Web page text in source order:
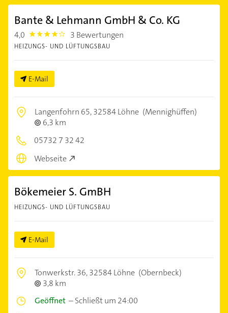
Bante & Lehmann GmbH & Co. KG
4,0 4.0 3 Bewertungen
HEIZUNGS- UND LÜFTUNGSBAU
E-Mail
Langenfohrn 65,32584 Löhne (Mennighüffen)
6,3 km
05732 7 32 42
Webseite
Bökemeier S. GmBH
HEIZUNGS- UND LÜFTUNGSBAU
E-Mail
Tonwerkstr. 36,32584 Löhne (Obernbeck)
3,8 km
Geöffnet –Schließt um 24:00